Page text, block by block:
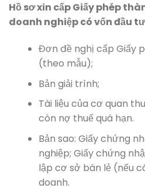
Hồ sơ xin cấp Giấy phép
doanh nghiệp có vốn đầu
Đơn đề nghị cấp Giấy
(theo mẫu);
Bản giải trình;
Tài liệu của cơ quan
còn nợ thuế quá hạn.
Bản sao: Giấy chứng
nghiệp; Giấy chứng
lập cơ sở bán lẻ (nếu
doanh.